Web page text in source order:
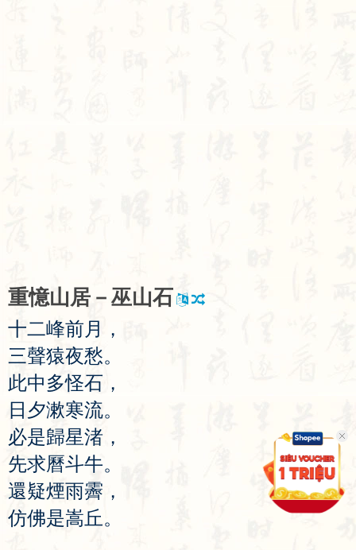
重憶山居 － 巫山石
十二峰前 月
，
三聲猿夜愁。
此中多怪石 ，
日 夕漱寒流。
必是歸星渚 ，
先求曆斗牛。
還疑煙雨霽 ，
仿佛是嵩丘。